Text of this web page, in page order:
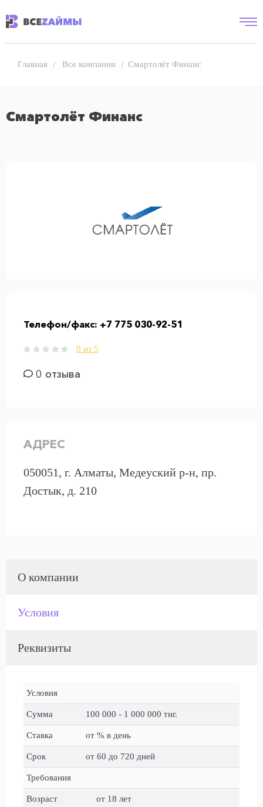
Главная Все компании Смартолёт Финанс
Смартолёт Финанс
Телефон/факс: +7 775 030-92-51
0 из 5
0 отзыва
АДРЕС
050051, г. Алматы, Медеуский р-н, пр.
Достык, д. 210
О компании
Условия
Реквизиты
Условия
Сумма 100 000 - 1 000 000 тнг.
Ставка от % в день
Срок от 60 до 720 дней
Требования
Возраст
от 18 лет